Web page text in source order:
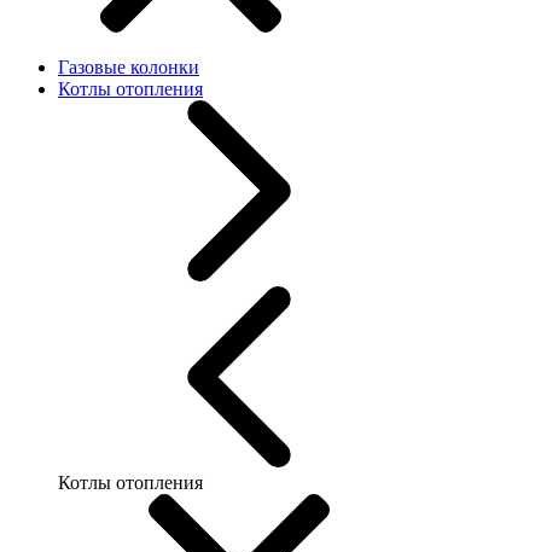
Газовые колонки
Котлы отопления
Котлы отопления